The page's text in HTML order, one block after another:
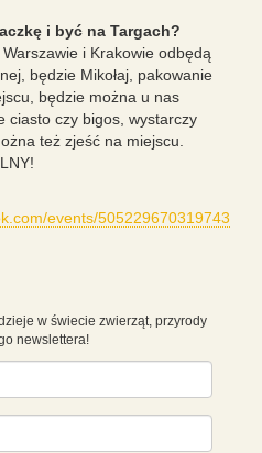
i być na Targach?
i Krakowie odbędą
będzie Mikołaj, pakowanie
będzie można u nas
ciasto czy bigos, wystarczy
też zjeść na miejscu.
events/505229670319743
w świecie zwierząt, przyrody
newslettera!